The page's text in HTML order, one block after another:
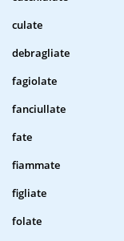
culate
debragliate
fagiolate
fanciullate
fate
fiammate
figliate
folate